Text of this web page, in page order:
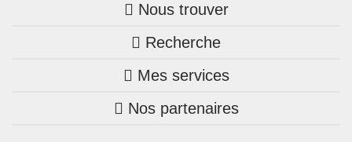
Nous trouver
Trouver une agence
Bretagne
Pays de la Loire
Recherche
Nos annonces
Maison + terrain
Mes services
Mon compte Trecobois
Nos partenaires